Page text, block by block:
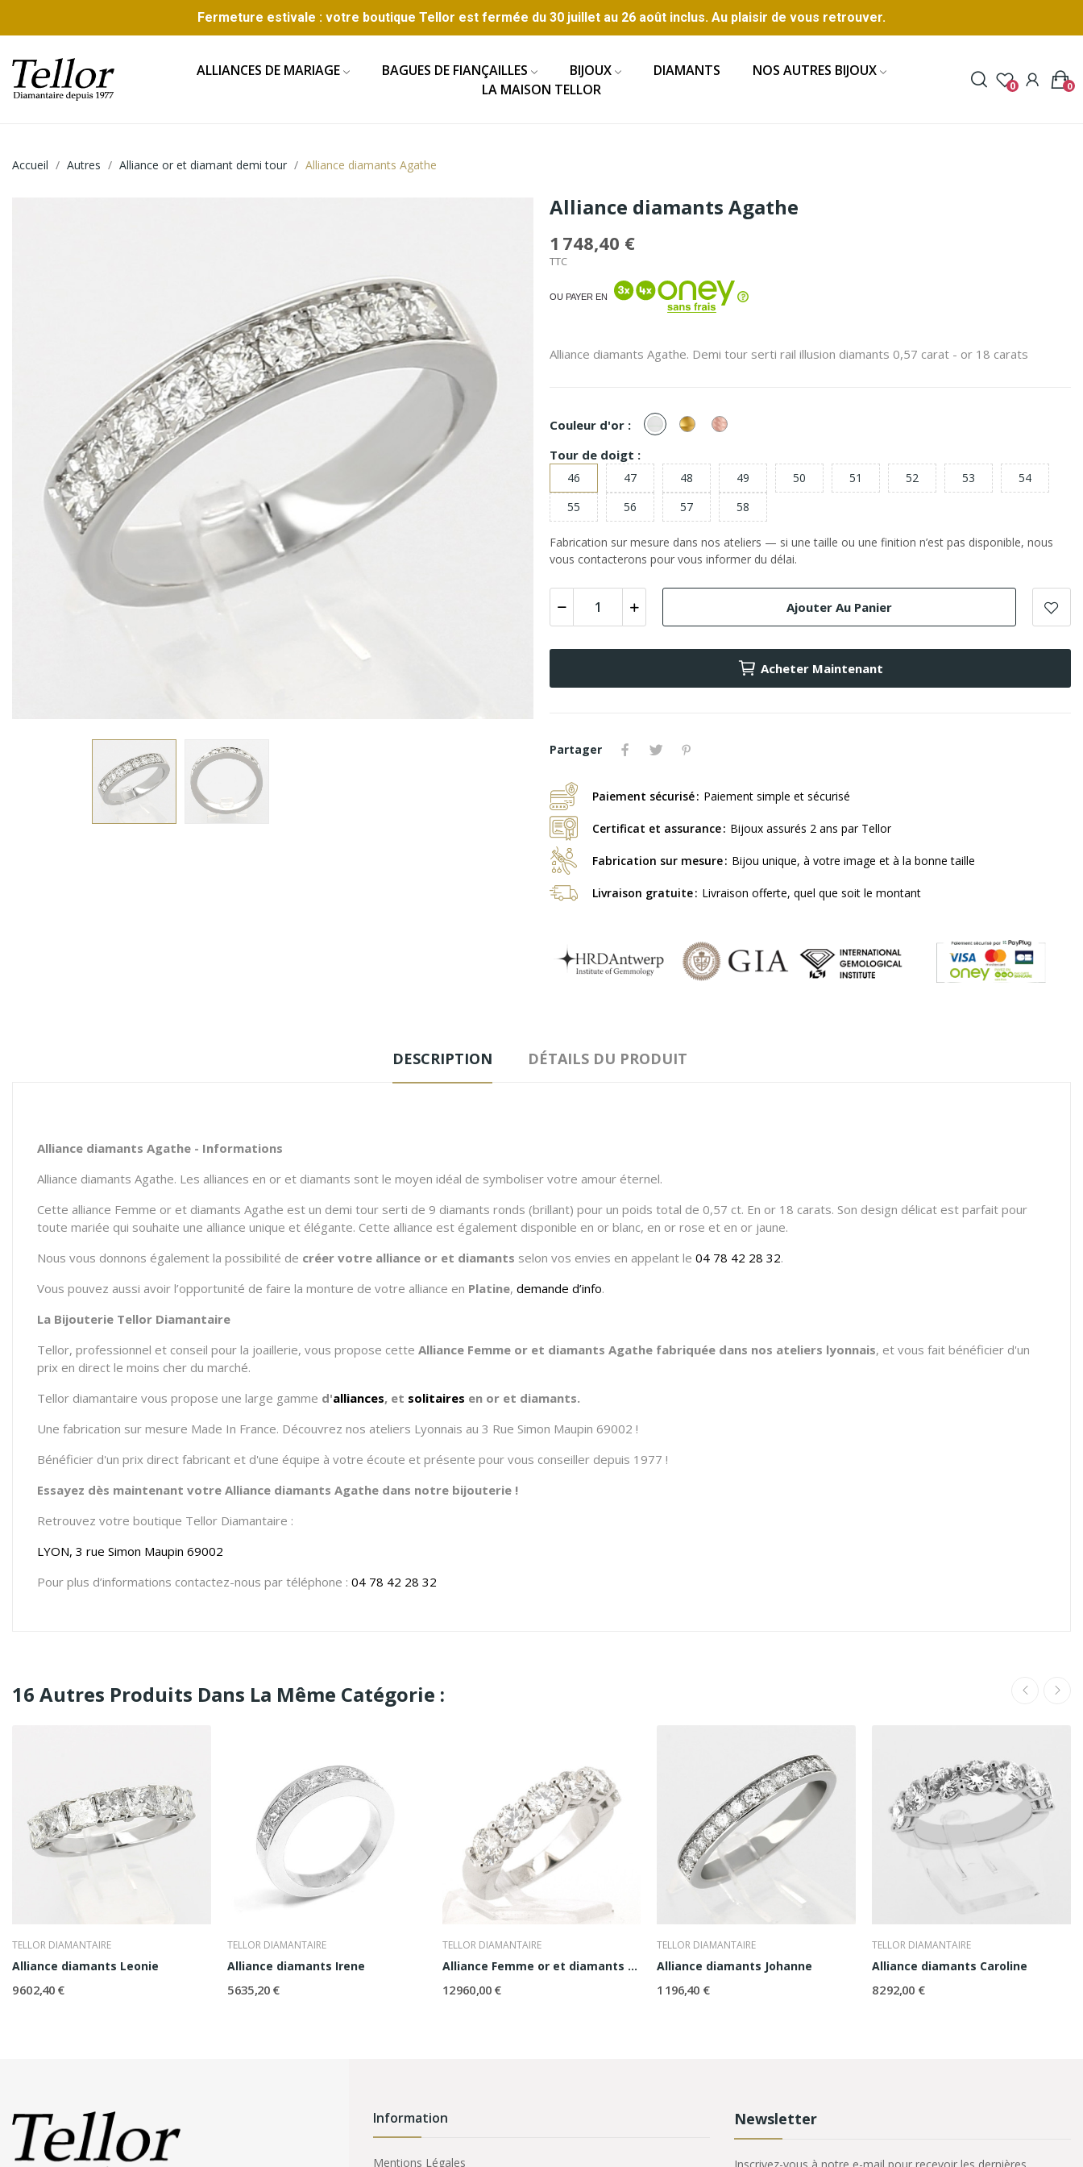
Fermeture estivale : votre boutique Tellor est fermée du 30 juillet au 26 août inclus. Au plaisir de vous retrouver.
ALLIANCES DE MARIAGE BAGUES DE FIANÇAILLES BIJOUX DIAMANTS
NOS AUTRES BIJOUX
LA MAISON TELLOR
0 0
Accueil Autres Alliance or et diamant demi tour Alliance diamants Agathe
Alliance diamants Agathe
1 748,40 €
TTC
OU PAYER EN
Alliance diamants Agathe. Demi tour serti rail illusion diamants 0,57 carat - or 18 carats
Couleur d'or : or
Blanc
or
Jaune
or
Rose
Tour de doigt :
46 47 48 49 50 51 52 53
54
55
56 57 58
Fabrication sur mesure dans nos ateliers — si une taille ou une finition n’est pas disponible, nous
vous contacterons pour vous informer du délai.
Ajouter Au Panier
Acheter Maintenant
Partager
Paiement sécurisé Paiement simple et sécurisé
Certificat et assurance Bijoux assurés 2 ans par Tellor
Fabrication sur mesure Bijou unique, à votre image et à la bonne taille
Livraison gratuite Livraison offerte, quel que soit le montant
DESCRIPTION DÉTAILS DU PRODUIT
Alliance diamants Agathe - Informations
Alliance diamants Agathe. Les alliances en or et diamants sont le moyen idéal de symboliser votre amour éternel.
Cette alliance Femme or et diamants Agathe est un demi tour serti de 9 diamants ronds (brillant) pour un poids total de 0,57 ct. En or 18 carats. Son design délicat est parfait pour
toute mariée qui souhaite une alliance unique et élégante. Cette alliance est également disponible en or blanc, en or rose et en or jaune.
Nous vous donnons également la possibilité de créer votre alliance or et diamants selon vos envies en appelant le 04 78 42 28 32.
Vous pouvez aussi avoir l’opportunité de faire la monture de votre alliance en Platine, demande d’info.
La Bijouterie Tellor Diamantaire
Tellor, professionnel et conseil pour la joaillerie, vous propose cette Alliance Femme or et diamants Agathe fabriquée dans nos ateliers lyonnais, et vous fait bénéficier d'un
prix en direct le moins cher du marché.
Tellor diamantaire vous propose une large gamme d'alliances, et solitaires en or et diamants.
Une fabrication sur mesure Made In France. Découvrez nos ateliers Lyonnais au 3 Rue Simon Maupin 69002 !
Bénéficier d'un prix direct fabricant et d'une équipe à votre écoute et présente pour vous conseiller depuis 1977 !
Essayez dès maintenant votre Alliance diamants Agathe dans notre bijouterie !
Retrouvez votre boutique Tellor Diamantaire :
LYON, 3 rue Simon Maupin 69002
Pour plus d’informations contactez-nous par téléphone : 04 78 42 28 32
16 Autres Produits Dans La Même Catégorie :
TELLOR DIAMANTAIRE
Alliance diamants Leonie
9 602,40 €
TELLOR DIAMANTAIRE
Alliance diamants Irene
5 635,20 €
TELLOR DIAMANTAIRE
Alliance Femme or et diamants Ashley
12 960,00 €
TELLOR DIAMANTAIRE
Alliance diamants Johanne
1 196,40 €
TELLOR DIAMANTAIRE
Alliance diamants Caroline
8 292,00 €
Information
Mentions Légales
Newsletter